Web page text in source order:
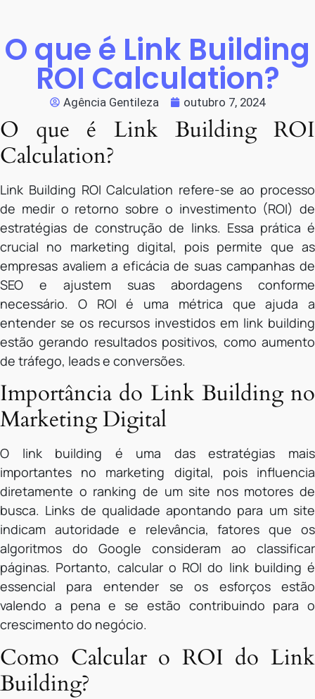
O que é Link Building
ROI Calculation?
Agência Gentileza outubro 7, 2024
O que é Link Building ROI
Calculation?
Link Building ROI Calculation refere-se ao processo
de medir o retorno sobre o investimento (ROI) de
estratégias de construção de links. Essa prática é
crucial no marketing digital, pois permite que as
empresas avaliem a eficácia de suas campanhas de
SEO e ajustem suas abordagens conforme
necessário. O ROI é uma métrica que ajuda a
entender se os recursos investidos em link building
estão gerando resultados positivos, como aumento
de tráfego, leads e conversões.
Importância do Link Building no
Marketing Digital
O link building é uma das estratégias mais
importantes no marketing digital, pois influencia
diretamente o ranking de um site nos motores de
busca. Links de qualidade apontando para um site
indicam autoridade e relevância, fatores que os
algoritmos do Google consideram ao classificar
páginas. Portanto, calcular o ROI do link building é
essencial para entender se os esforços estão
valendo a pena e se estão contribuindo para o
crescimento do negócio.
Como Calcular o ROI do Link
Building?